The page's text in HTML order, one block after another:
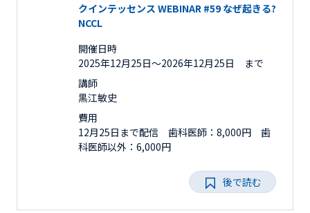
クインテッセンス WEBINAR #59 なぜ起きる?
NCCL
開催日時
2025年12月25日〜2026年12月25日 まで
講師
黒江敏史
費用
12月25日まで配信 歯科医師：8,000円 歯
科医師以外：6,000円
後で読む